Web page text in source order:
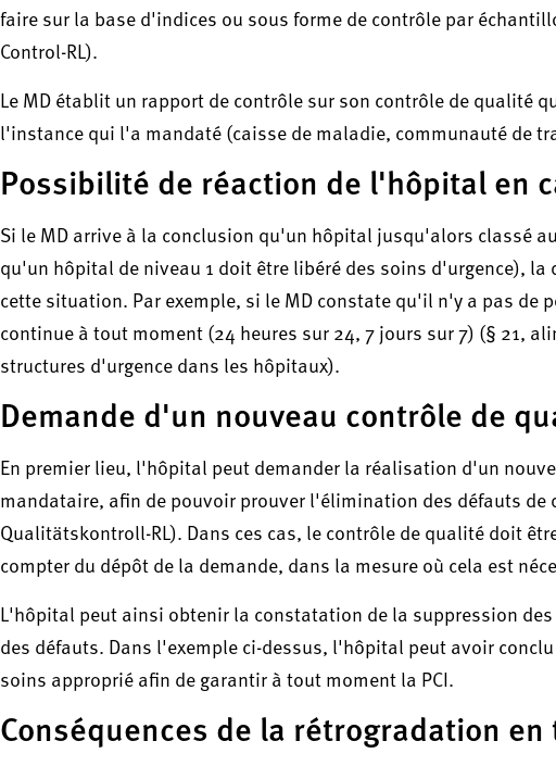
faire sur la base d'indices ou sous forme de contrôle par
Control-RL).
Le MD établit un rapport de contrôle sur son contrôle de qualité
l'instance qui l'a mandaté (caisse de maladie, communauté de
Possibilité de réaction de l'hôpital en
Si le MD arrive à la conclusion qu'un hôpital jusqu'alors classé
qu'un hôpital de niveau 1 doit être libéré des soins d'urgence),
cette situation. Par exemple, si le MD constate qu'il n'y a pas de
continue à tout moment (24 heures sur 24, 7 jours sur 7) (§ 21,
structures d'urgence dans les hôpitaux).
Demande d'un nouveau contrôle de
En premier lieu, l'hôpital peut demander la réalisation d'un
mandataire, afin de pouvoir prouver l'élimination des défauts de
Qualitätskontroll-RL). Dans ces cas, le contrôle de qualité doit
compter du dépôt de la demande, dans la mesure où cela est
L'hôpital peut ainsi obtenir la constatation de la suppression
des défauts. Dans l'exemple ci-dessus, l'hôpital peut avoir
soins approprié afin de garantir à tout moment la PCI.
Conséquences de la rétrogradation